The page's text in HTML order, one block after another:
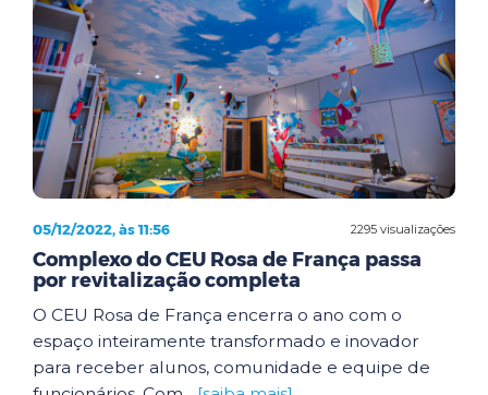
2295 visualizações
05/12/2022, às 11:56
Complexo do CEU Rosa de França passa
por revitalização completa
O CEU Rosa de França encerra o ano com o
espaço inteiramente transformado e inovador
para receber alunos, comunidade e equipe de